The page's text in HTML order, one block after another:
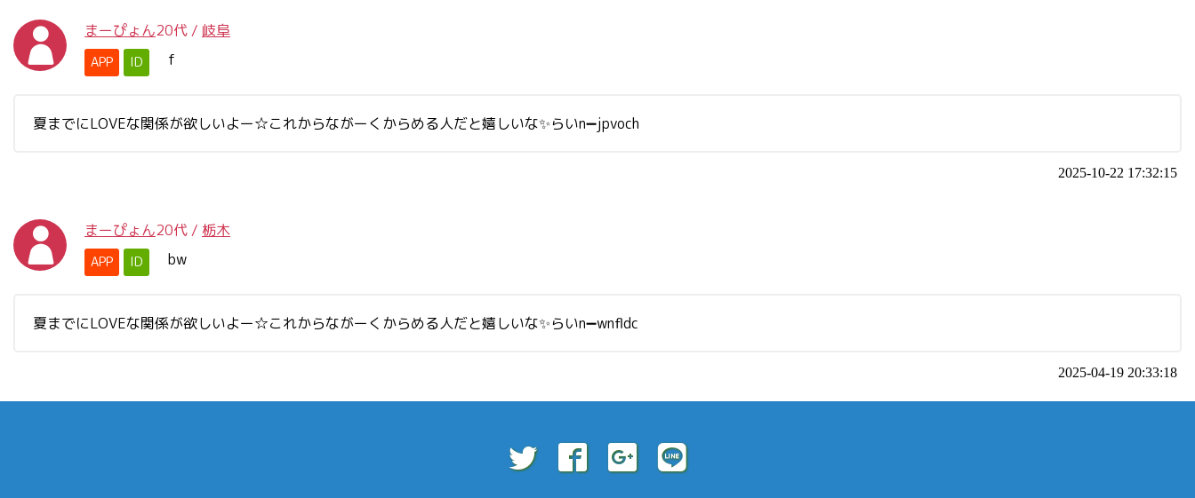
まーぴょん20代 / 岐阜
APP ID f
夏までにLOVEな関係が欲しいよー☆これからながーくからめる人だと嬉しいな✨らいn➖jpvoch
2025-10-22 17:32:15
まーぴょん20代 / 栃木
APP ID bw
夏までにLOVEな関係が欲しいよー☆これからながーくからめる人だと嬉しいな✨らいn➖wnfldc
2025-04-19 20:33:18